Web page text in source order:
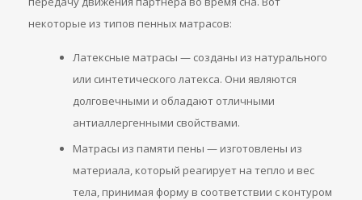
некоторые из типов пенных матрасов:
Латексные матрасы — созданы из натурального
или синтетического латекса. Они являются
долговечными и обладают отличными
антиаллергенными свойствами.
Матрасы из памяти пены — изготовлены из
материала, который реагирует на тепло и вес
тела, принимая форму в соответствии с контуром